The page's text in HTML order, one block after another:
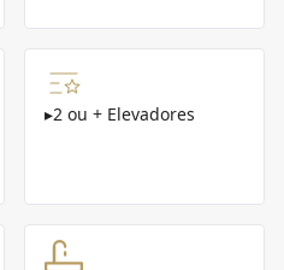
▸2 ou + Elevadores